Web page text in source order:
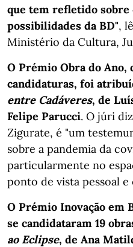
que tem refletido sobre
possibilidades da BD",
Ministério da Cultura,
O Prémio Obra do Ano,
candidaturas, foi
entre Cadáveres, de
Felipe Parucci. O júri
Zigurate, é "um
sobre a pandemia da
particularmente no
ponto de vista pessoal
O Prémio Inovação em
se candidataram 19
ao Eclipse, de Ana